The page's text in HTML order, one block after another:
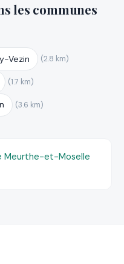
les communes
Vezin (2.8 km)
(1.7 km)
(3.6 km)
Meurthe-et-Moselle